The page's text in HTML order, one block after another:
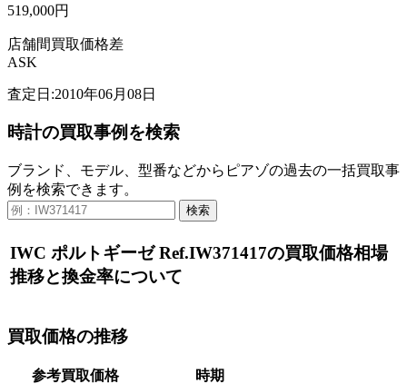
519,000円
店舗間買取価格差
ASK
査定日:2010年06月08日
時計の買取事例を検索
ブランド、モデル、型番などからピアゾの過去の一括買取事
例を検索できます。
検索
IWC ポルトギーゼ Ref.IW371417の買取価格相場
推移と換金率について
買取価格の推移
参考買取価格
時期